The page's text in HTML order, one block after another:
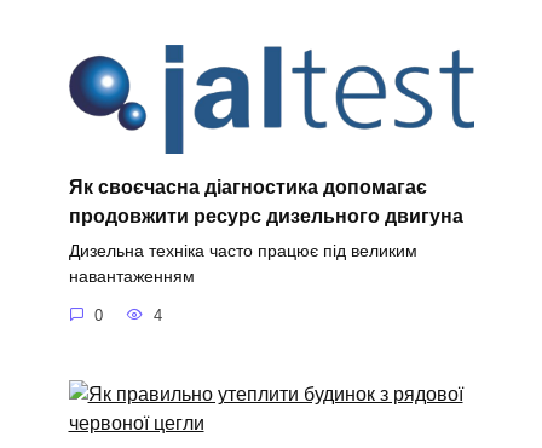
Як своєчасна діагностика допомагає
продовжити ресурс дизельного двигуна
Дизельна техніка часто працює під великим
навантаженням
0 4